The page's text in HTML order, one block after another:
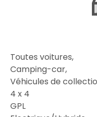
Toutes voitures,
Camping-car,
Véhicules de
4 x 4
GPL